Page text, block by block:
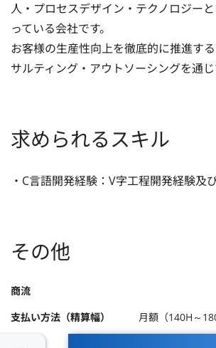
人・プロセスデザイン・テクノロジー
っている会社です。
お客様の生産性向上を徹底的に推進す
サルティング・アウトソーシングを通
求められるスキル
・C言語開発経験：V字工程開発経験
その他
商流
支払い方法（精算幅）
月額（140H～